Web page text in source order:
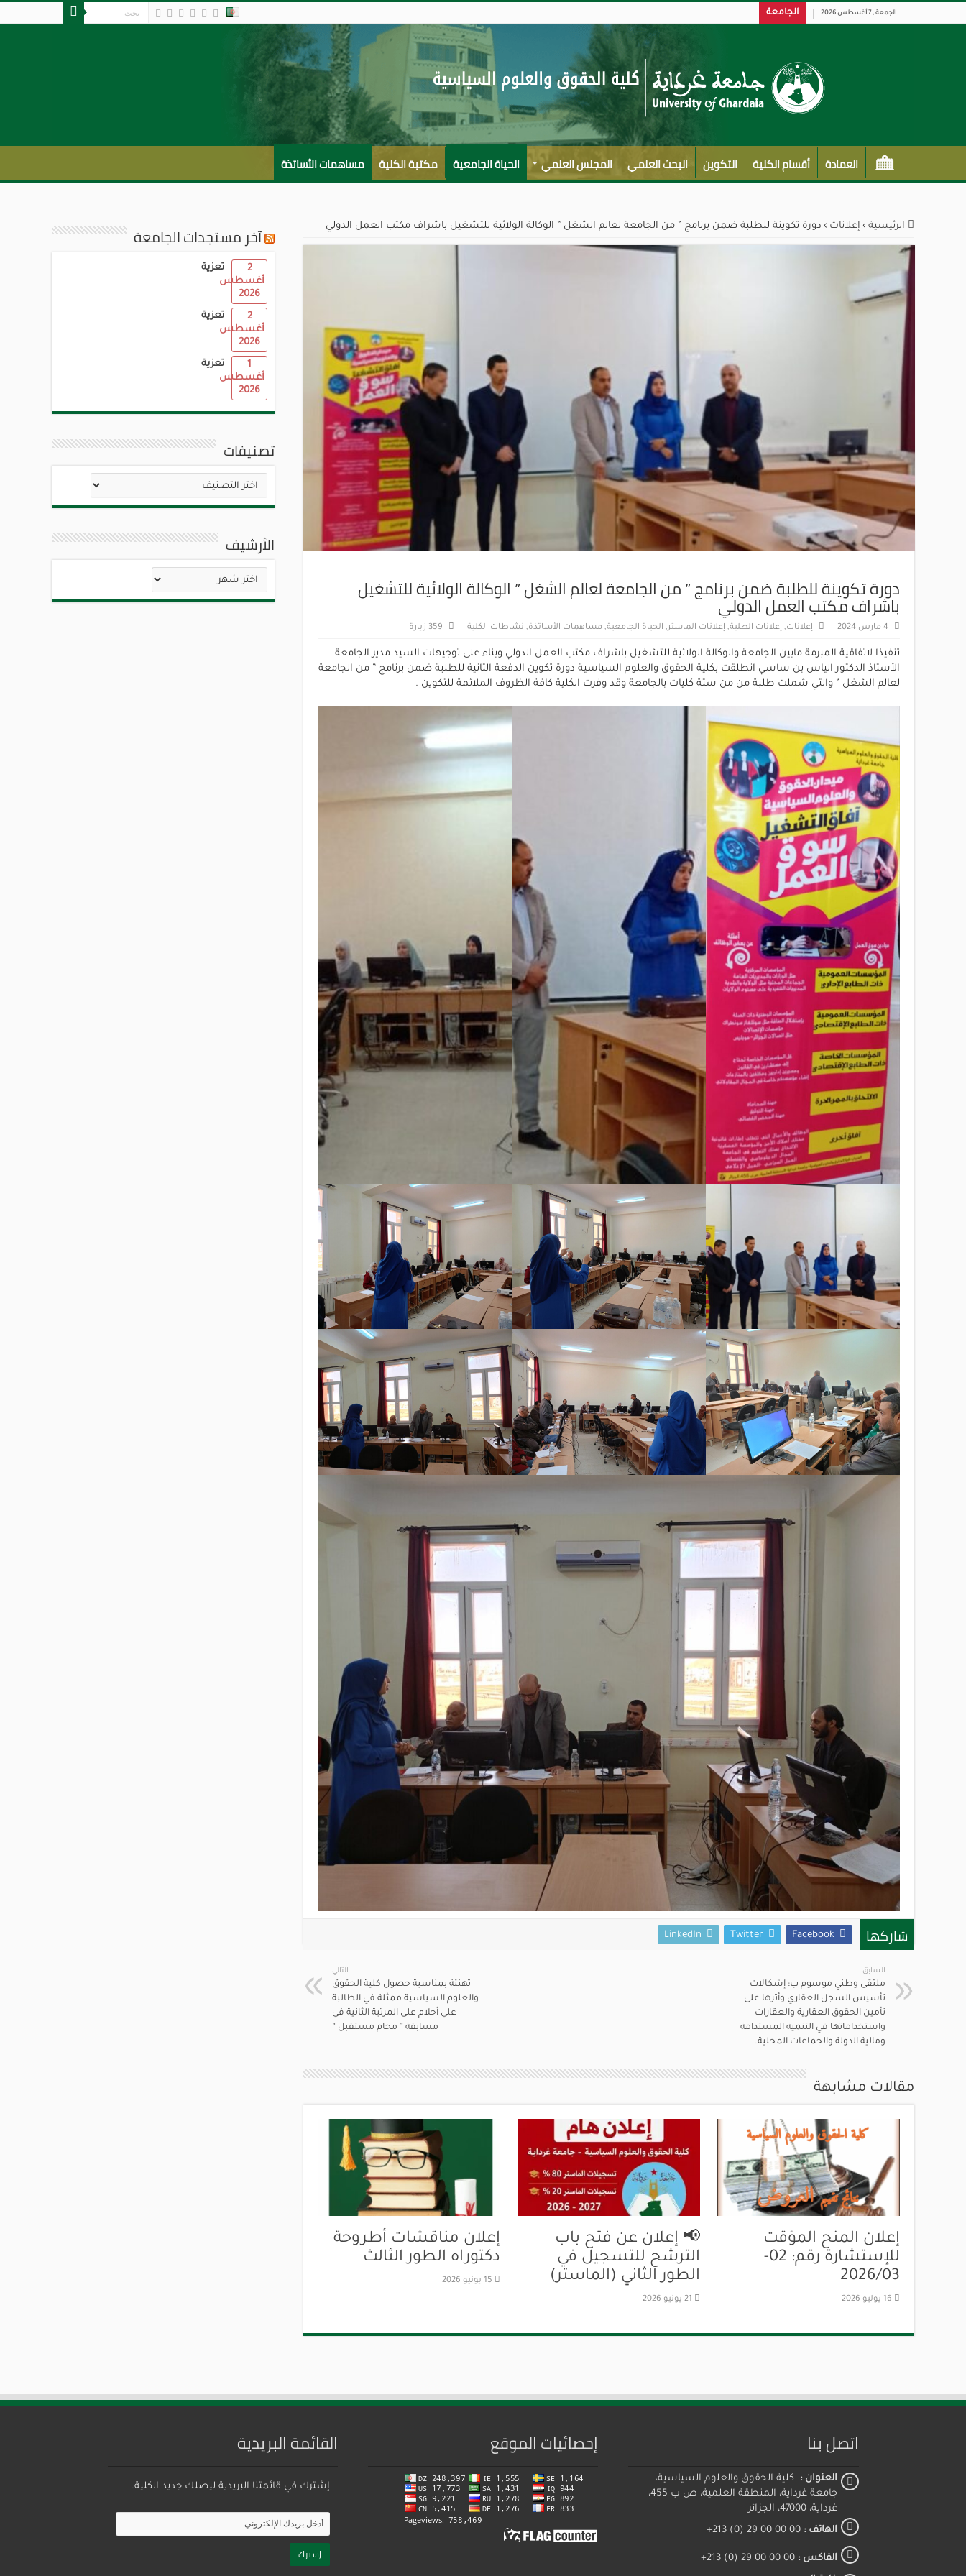
الجمعة , 7 أغسطس 2026 الجامعة
العمادة أقسام الكلية التكوين البحث العلمي المجلس العلمي الحياة الجامعية مكتبة الكلية مساهمات الأساتذة
الرئيسية › إعلانات › دورة تكوينة للطلبة ضمن برنامج ” من الجامعة لعالم الشغل ” الوكالة الولائية للتشغيل باشراف مكتب العمل الدولي
دورة تكوينة للطلبة ضمن برنامج ” من الجامعة لعالم الشغل ” الوكالة الولائية للتشغيل
باشراف مكتب العمل الدولي
4 مارس 2024 إعلانات, إعلانات الطلبة, إعلانات الماستر, الحياة الجامعية, مساهمات الأساتذة, نشاطات الكلية 359 زيارة
تنفيذا لاتفاقية المبرمة مابين الجامعة والوكالة الولائية للتشغيل باشراف مكتب العمل الدولي وبناء على توجيهات السيد مدير الجامعة
الأستاذ الدكتور الياس بن ساسي انطلقت بكلية الحقوق والعلوم السياسية دورة تكوين الدفعة الثانية للطلبة ضمن برنامج ” من الجامعة
لعالم الشغل ” والتي شملت طلبة من من ستة كليات بالجامعة وقد وفرت الكلية كافة الظروف الملائمة للتكوين .
شاركها Facebook
Twitter
LinkedIn
السابق
ملتقى وطني موسوم ب: إشكالات
تأسيس السجل العقاري وأثرها على
تأمين الحقوق العقارية والعقارات
واستخداماتها في التنمية المستدامة
ومالية الدولة والجماعات المحلية.
التالي
تهنئة بمناسبة حصول كلية الحقوق
والعلوم السياسية ممثلة في الطالبة
علي أحلام على المرتبة الثانية في
مسابقة ” محام مستقبل “
مقالات مشابهة
إعلان المنح المؤقت
للإستشارة رقم: 02-
2026/03
16 يوليو 2026
📢 إعلان عن فتح باب
الترشح للتسجيل في
الطور الثاني (الماستر)
21 يونيو 2026
إعلان مناقشات أطروحة
دكتوراه الطور الثالث
15 يونيو 2026
آخر مستجدات الجامعة
تعزية
2
أغسطس
2026
تعزية
2
أغسطس
2026
تعزية
1
أغسطس
2026
تصنيفات
تصنيفات
الأرشيف
الأرشيف
اتصل بنا
العنوان : كلية الحقوق والعلوم السياسية،
جامعة غرداية، المنطقة العلمية، ص ب 455،
غرداية، 47000، الجزائر
الهاتف : 00 00 00 29 (0) 213+
الفاكس : 00 00 00 29 (0) 213+
إحصائيات الموقع القائمة البريدية
إشترك في قائمتنا البريدية ليصلك جديد الكلية.